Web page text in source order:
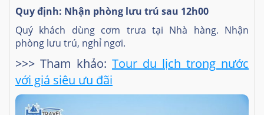
Quy định: Nhận phòng lưu trú sau 12h00
Quý khách dùng cơm trưa tại Nhà hàng. Nhận
phòng lưu trú, nghỉ ngơi.
>>> Tham khảo: Tour du lịch trong nước
với giá siêu ưu đãi